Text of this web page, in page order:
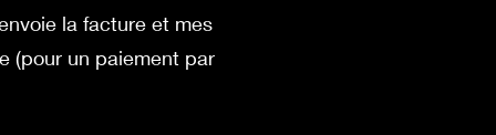
la facture et mes
(pour un paiement par